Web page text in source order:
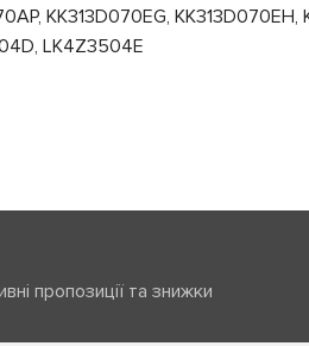
KK313D070EG,
LK4Z3504E
пропозиції та знижки